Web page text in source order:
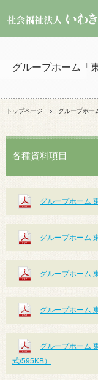
グループホーム「
トップページ グループホー
各種資料項目
グループホーム
グループホーム
グループホーム
グループホーム
グループホーム
式/595KB）